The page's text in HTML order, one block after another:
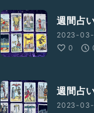
週間占
2023-
0
週間占
2023-